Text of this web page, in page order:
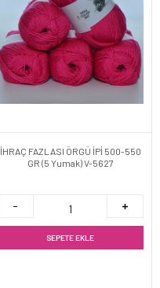
İHRAÇ FAZLASI ÖRGÜ İPİ 500-550
GR (5 Yumak) V-5627
SEPETE EKLE